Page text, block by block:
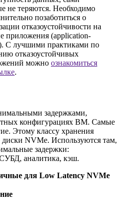
не теряются. Необходимо
позаботиться о
отказоустойчивости на
приложения (application-
С лучшими практиками по
отказоустойчивых
можно ознакомиться
.
задержками,
конфигурациях ВМ. Самые
Этому классу хранения
диски NVMe. Используются там,
задержки:
аналитика, кэш.
для Low Latency NVMe